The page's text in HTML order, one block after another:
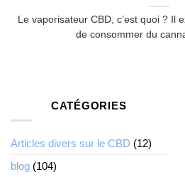
Le vaporisateur CBD, c’est quoi ? Il
de consommer du
CATÉGORIES
Articles divers sur le CBD (12)
blog (104)